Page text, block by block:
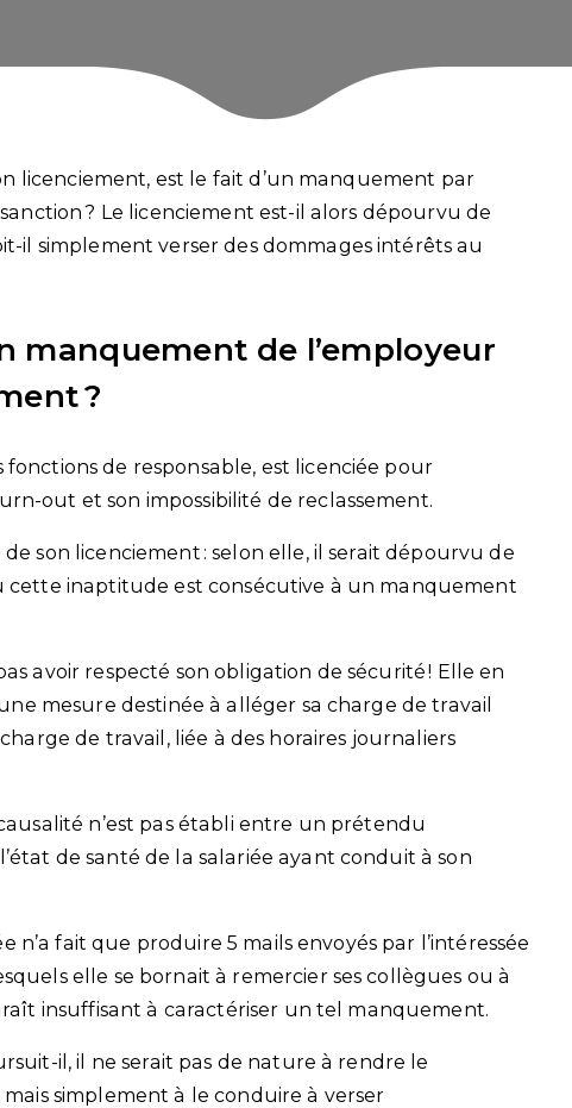
licenciement, est le fait d’un manquement par
? Le licenciement est-il alors dépourvu de
il simplement verser des dommages intérêts au
manquement de l’employeur
?
de responsable, est licenciée pour
out et son impossibilité de reclassement.
son licenciement : selon elle, il serait dépourvu de
cette inaptitude est consécutive à un manquement
avoir respecté son obligation de sécurité ! Elle en
mesure destinée à alléger sa charge de travail
de travail, liée à des horaires journaliers
n’est pas établi entre un prétendu
de santé de la salariée ayant conduit à son
n’a fait que produire 5 mails envoyés par l’intéressée
elle se bornait à remercier ses collègues ou à
insuffisant à caractériser un tel manquement.
il, il ne serait pas de nature à rendre le
simplement à le conduire à verser